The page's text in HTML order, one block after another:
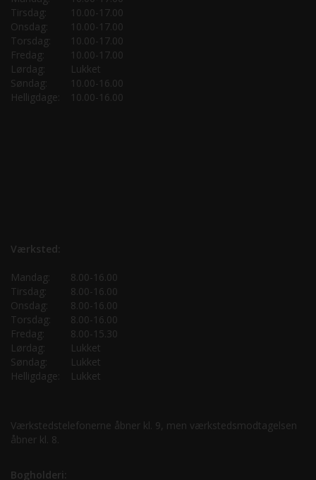
Tirsdag:
10.00-17.00
Onsdag:
10.00-17.00
Torsdag:
10.00-17.00
Fredag:
10.00-17.00
Lørdag:
Lukket
Søndag:
10.00-16.00
Helligdage:
10.00-16.00
Værksted:
Mandag:
8.00-16.00
Tirsdag:
8.00-16.00
Onsdag:
8.00-16.00
Torsdag:
8.00-16.00
Fredag:
8.00-15.30
Lørdag:
Lukket
Søndag:
Lukket
Helligdage:
Lukket
Værkstedstelefonerne åbner kl. 9, men værkstedsmodtagelsen
åbner kl. 8.
Bogholderi: